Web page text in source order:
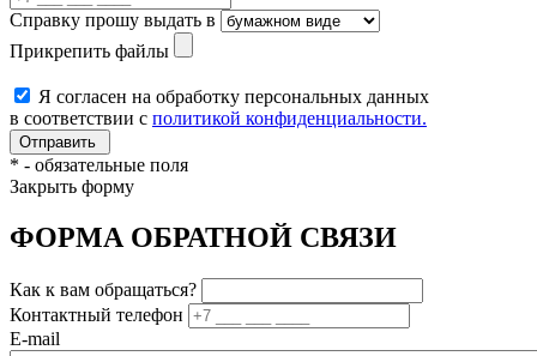
Справку прошу выдать в
Прикрепить файлы
Я согласен на обработку персональных данных
в соответствии с политикой конфиденциальности.
* - обязательные поля
Закрыть форму
ФОРМА ОБРАТНОЙ СВЯЗИ
Как к вам обращаться?
Контактный телефон
E-mail